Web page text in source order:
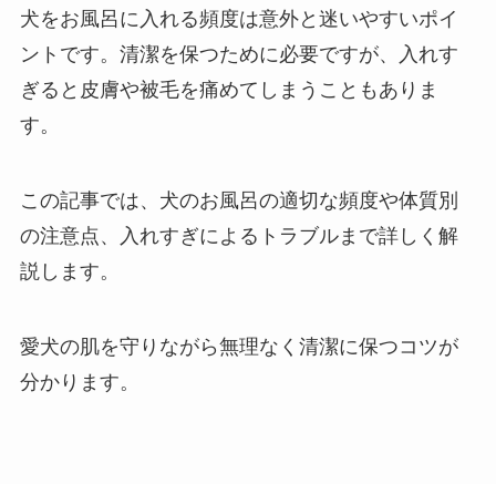
犬をお風呂に入れる頻度は意外と迷いやすいポイ
ントです。清潔を保つために必要ですが、入れす
ぎると皮膚や被毛を痛めてしまうこともありま
す。
この記事では、犬のお風呂の適切な頻度や体質別
の注意点、入れすぎによるトラブルまで詳しく解
説します。
愛犬の肌を守りながら無理なく清潔に保つコツが
分かります。